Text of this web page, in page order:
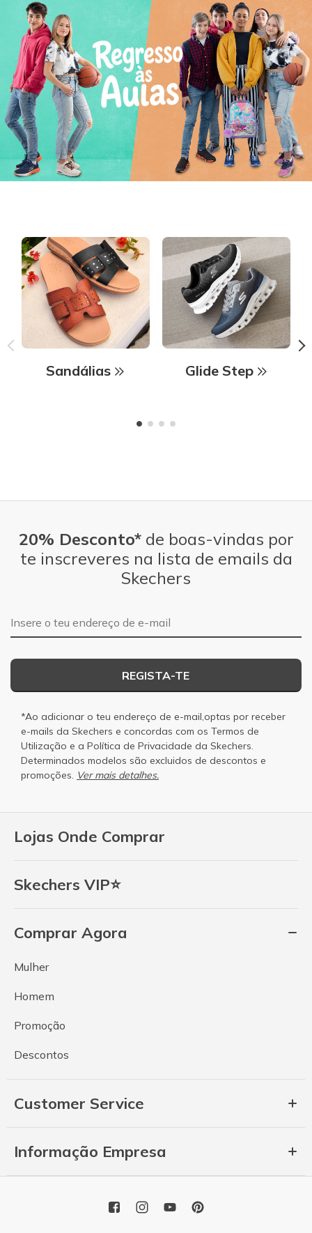
Sandálias Glide Step
Lojas Onde Comprar
Skechers VIP⭐
Comprar Agora
Mulher
Homem
Promoção
Descontos
Customer Service
Informação Empresa
20% Desconto*de boas-vindas por
te inscreveres na lista de emails da
Skechers
Endereço de e-mail
REGISTA-TE
*Ao adicionar o teu endereço de e-mail,optas por receber
e-mails da Skechers e concordas com os Termos de
Utilização e a Política de Privacidade da Skechers.
Determinados modelos são excluidos de descontos e
promoções. Ver mais detalhes.